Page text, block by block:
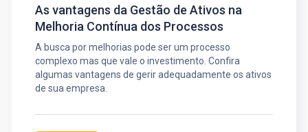
As vantagens da Gestão de Ativos na
Melhoria Contínua dos Processos
A busca por melhorias pode ser um processo
complexo mas que vale o investimento. Confira
algumas vantagens de gerir adequadamente os ativos
de sua empresa.